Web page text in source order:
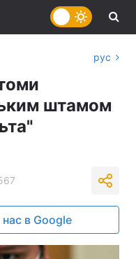
рус
штамом
нас в Google